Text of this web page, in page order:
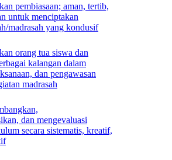
pembiasaan; aman, tertib,
untuk menciptakan
madrasah yang kondusif
orang tua siswa dan
kalangan dalam
dan pengawasan
madrasah
dan mengevaluasi
secara sistematis, kreatif,